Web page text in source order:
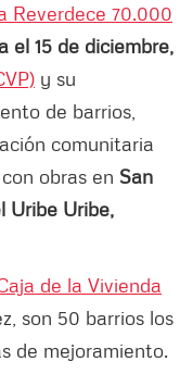
Reverdece 70.000
el 15 de diciembre,
y su
de barrios,
comunitaria
obras en San
Uribe Uribe,
de la Vivienda
son 50 barrios los
de mejoramiento.